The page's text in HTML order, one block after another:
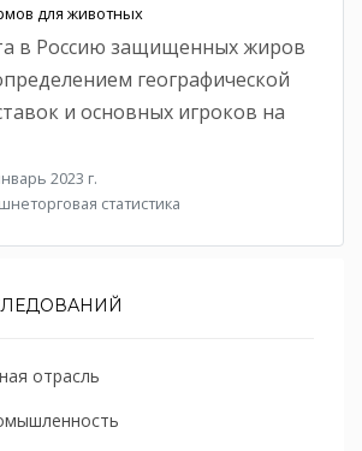
для животных
в Россию защищенных жиров
географической
и основных игроков на
2023 г.
статистика
отрасль